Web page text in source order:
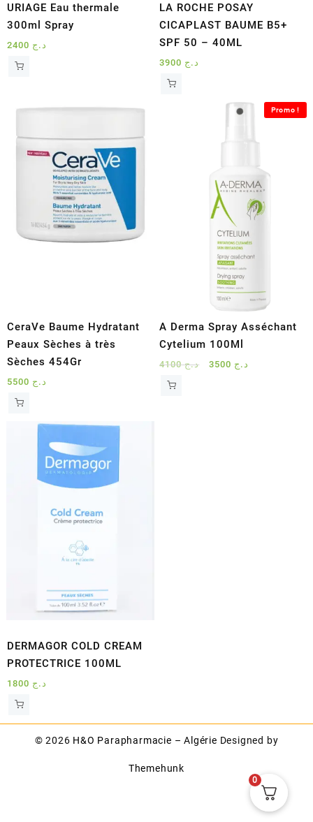
URIAGE Eau thermale
300ml Spray
د.ج
LA ROCHE POSAY
CICAPLAST BAUME B5+
SPF 50 – 40ML
د.ج
CeraVe Baume Hydratant
Peaux Sèches à très
Sèches 454Gr
د.ج
Promo !
A Derma Spray Asséchant
Cytelium 100Ml
د.ج4100
Le
د.ج
DERMAGOR COLD CREAM
PROTECTRICE 100ML
د.ج
© 2026 H&O Parapharmacie – Algérie Designed by
Themehunk
0